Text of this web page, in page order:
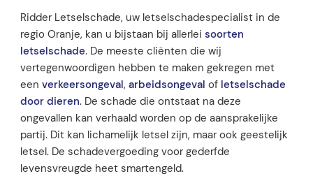
Ridder Letselschade, uw letselschadespecialist in de
regio Oranje, kan u bijstaan bij allerlei soorten
letselschade. De meeste cliënten die wij
vertegenwoordigen hebben te maken gekregen met
een verkeersongeval, arbeidsongeval of letselschade
door dieren. De schade die ontstaat na deze
ongevallen kan verhaald worden op de aansprakelijke
partij. Dit kan lichamelijk letsel zijn, maar ook geestelijk
letsel. De schadevergoeding voor gederfde
levensvreugde heet smartengeld.